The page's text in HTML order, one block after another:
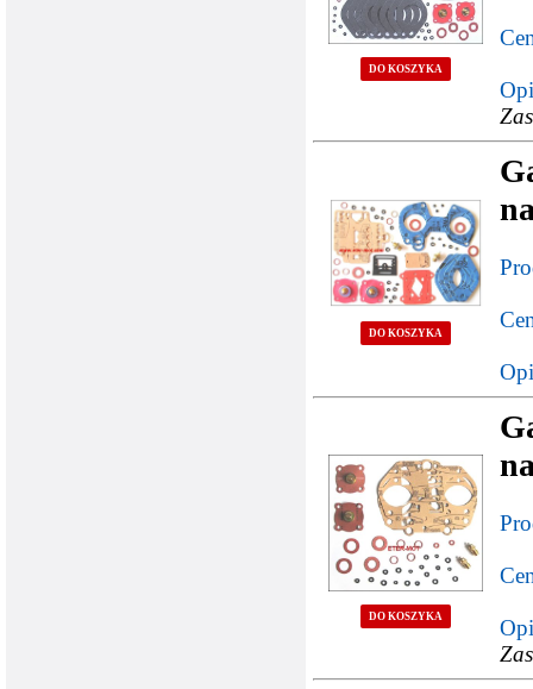
DO KOSZYKA
DO KOSZYKA
DO KOSZYKA